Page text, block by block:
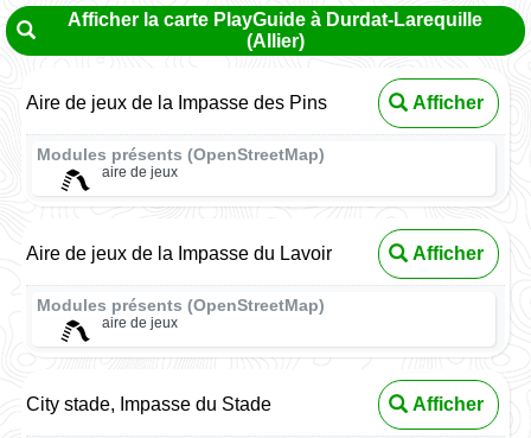
Afficher la carte PlayGuide à Durdat-Larequille
(Allier)
Aire de jeux de la Impasse des Pins Afficher
Modules présents (OpenStreetMap)
aire de jeux
Aire de jeux de la Impasse du Lavoir Afficher
Modules présents (OpenStreetMap)
aire de jeux
City stade, Impasse du Stade Afficher